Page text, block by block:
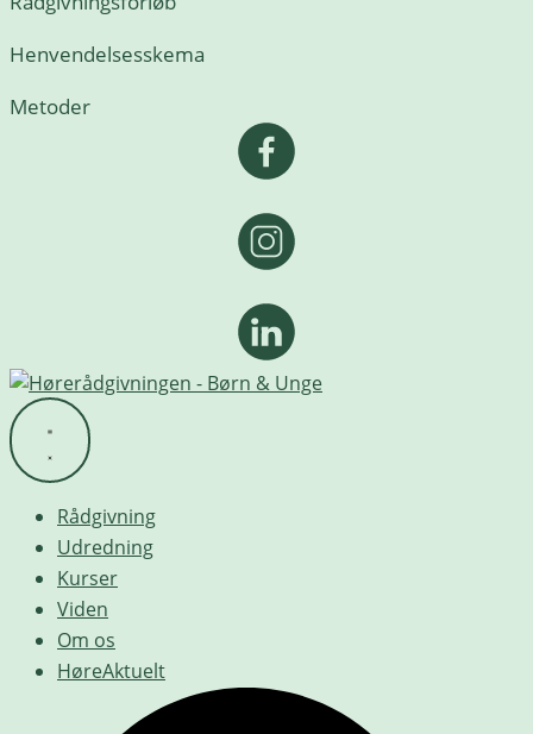
Henvendelsesskema
Metoder
Rådgivning
Udredning
Kurser
Viden
Om os
HøreAktuelt